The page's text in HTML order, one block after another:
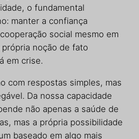
o fundamental
manter a confiança
social mesmo em
noção de fato
em crise.
com respostas simples, mas
Da nossa capacidade
não apenas a saúde de
mas a própria possibilidade
baseado em algo mais